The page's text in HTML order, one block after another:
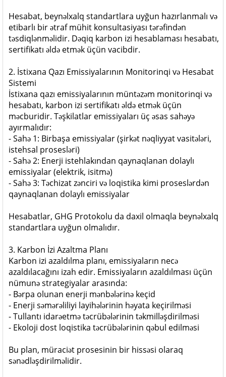
Hesabat, beynəlxalq standartlara uyğun hazırlanmalı və
etibarlı bir ətraf mühit konsultasiyası tərəfindən
təsdiqlənməlidir. Dəqiq karbon izi hesablaması hesabatı,
sertifikatı əldə etmək üçün vacibdir.
2. İstixana Qazı Emissiyalarının Monitorinqi və Hesabat
Sistemi
İstixana qazı emissiyalarının müntəzəm monitorinqi və
hesabatı, karbon izi sertifikatı əldə etmək üçün
məcburidir. Təşkilatlar emissiyaları üç əsas sahəyə
ayırmalıdır:
- Sahə 1: Birbaşa emissiyalar (şirkət nəqliyyat vasitələri,
istehsal prosesləri)
- Sahə 2: Enerji istehlakından qaynaqlanan dolaylı
emissiyalar (elektrik, isitmə)
- Sahə 3: Təchizat zənciri və loqistika kimi proseslərdən
qaynaqlanan dolaylı emissiyalar
Hesabatlar, GHG Protokolu da daxil olmaqla beynəlxalq
standartlara uyğun olmalıdır.
3. Karbon İzi Azaltma Planı
Karbon izi azaldılma planı, emissiyaların necə
azaldılacağını izah edir. Emissiyaların azaldılması üçün
nümunə strategiyalar arasında:
- Bərpa olunan enerji mənbələrinə keçid
- Enerji səmərəliliyi layihələrinin həyata keçirilməsi
- Tullantı idarəetmə təcrübələrinin təkmilləşdirilməsi
- Ekoloji dost loqistika təcrübələrinin qəbul edilməsi
Bu plan, müraciət prosesinin bir hissəsi olaraq
sənədləşdirilməlidir.